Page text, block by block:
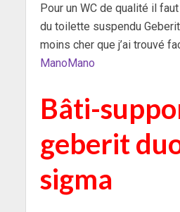
Pour un WC de qualité il
du toilette suspendu
moins cher que j’ai trouvé
ManoMano
Bâti-
geberit
sigma